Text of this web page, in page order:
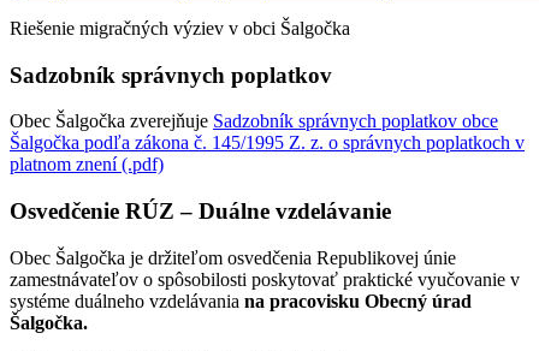
Riešenie migračných výziev v obci Šalgočka
Sadzobník správnych poplatkov
Obec Šalgočka zverejňuje Sadzobník správnych poplatkov obce
Šalgočka podľa zákona č. 145/1995 Z. z. o správnych poplatkoch v
platnom znení (.pdf)
Osvedčenie RÚZ – Duálne vzdelávanie
Obec Šalgočka je držiteľom osvedčenia Republikovej únie
zamestnávateľov o spôsobilosti poskytovať praktické vyučovanie v
systéme duálneho vzdelávania na pracovisku Obecný úrad
Šalgočka.